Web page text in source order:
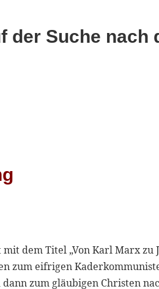
der Suche nach
dem Titel „Von Karl Marx zu
zum eifrigen
zum gläubigen Christen